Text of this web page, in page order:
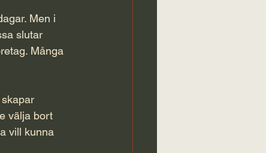
Men i
slutar
Många
välja bort
vill kunna